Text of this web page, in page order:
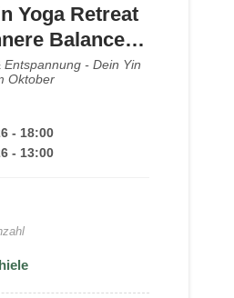
Yoga Retreat
Balance
&- Dein Yin
Oktober
- 18:00
- 13:00